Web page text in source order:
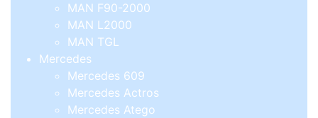
MAN F90-2000
MAN L2000
MAN TGL
Mercedes
Mercedes 609
Mercedes Actros
Mercedes Atego